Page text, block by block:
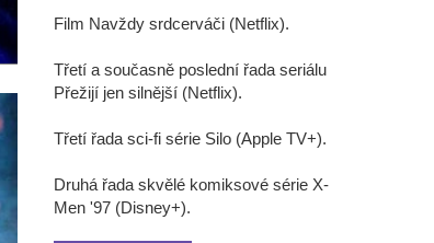
Film Navždy srdcerváči (Netflix).
Třetí a současně poslední řada seriálu
Přežijí jen silnější (Netflix).
Třetí řada sci-fi série Silo (Apple TV+).
Druhá řada skvělé komiksové série X-
Men '97 (Disney+).